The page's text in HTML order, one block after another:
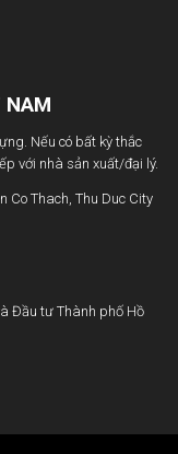
NAM
Nếu có bất kỳ thắc
với nhà sản xuất/đại lý.
Co Thach, Thu Duc City
Đầu tư Thành phố Hồ